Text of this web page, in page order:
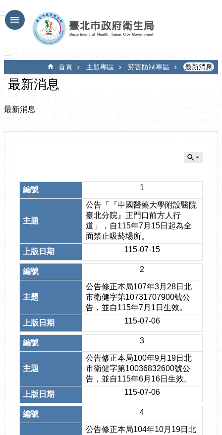
跳到主要內容區塊
:::
:::
首頁 主題專區 菸害防制專區 最新消息
最新消息
最新消息
1
公告「『中國醫藥大學附設醫院
臺北分院』正門口前方人行
道」，自115年7月15日起為全
面禁止吸菸場所。
115-07-15
2
公告修正本局107年3月28日北
市衛健字第10731707900號公
告，並自115年7月1日生效。
115-07-06
3
公告修正本局100年9月19日北
市衛健字第10036832600號公
告，並自115年6月16日生效。
115-07-06
4
公告修正本局104年10月19日北